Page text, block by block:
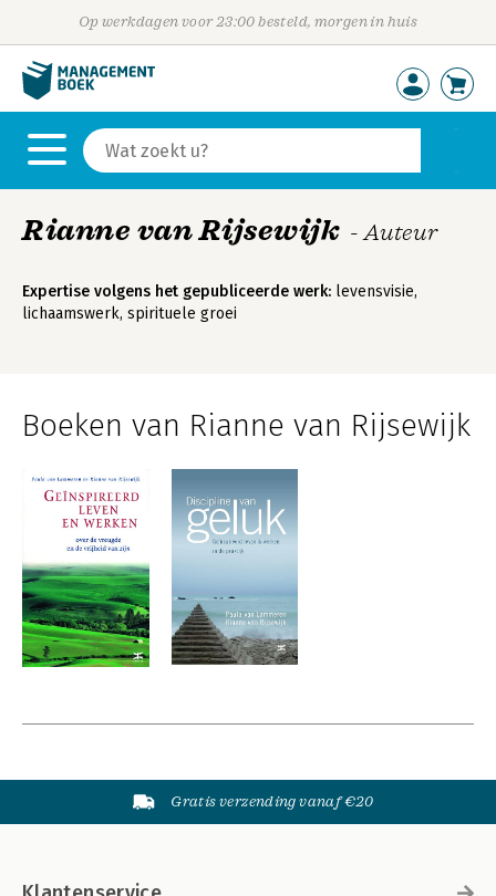
Op werkdagen voor 23:00 besteld, morgen in huis
Rianne van Rijsewijk - Auteur
Expertise volgens het gepubliceerde werk: levensvisie,
lichaamswerk, spirituele groei
Boeken van Rianne van Rijsewijk
Gratis verzending vanaf €20